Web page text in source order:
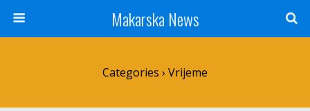
Makarska News
Categories › Vrijeme